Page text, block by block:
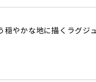
穏やかな地に描くラグジ